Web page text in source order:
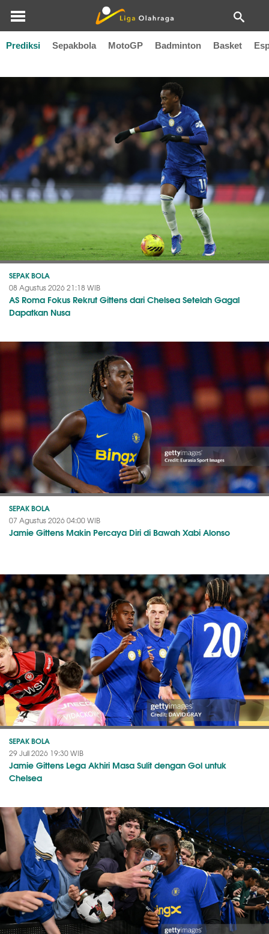
Prediksi Sepakbola MotoGP Badminton Basket
Jamie Gittens
SEPAK BOLA
08 Agustus 2026 21:18 WIB
AS Roma Fokus Rekrut Gittens dari Chelsea Setelah Gagal
Dapatkan Nusa
SEPAK BOLA
07 Agustus 2026 04:00 WIB
Jamie Gittens Makin Percaya Diri di Bawah Xabi Alonso
SEPAK BOLA
29 Juli 2026 19:30 WIB
Jamie Gittens Lega Akhiri Masa Sulit dengan Gol untuk
Chelsea